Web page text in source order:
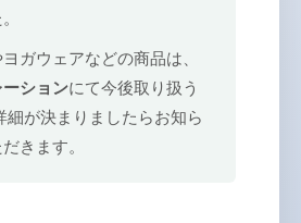
ガウェアなどの商品は、
ションにて今後取り扱う
細が決まりましたらお知ら
きます。